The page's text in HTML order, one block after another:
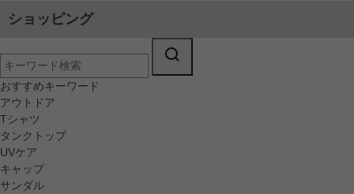
ショッピング
おすすめキーワード
アウトドア
Tシャツ
タンクトップ
UVケア
キャップ
サンダル